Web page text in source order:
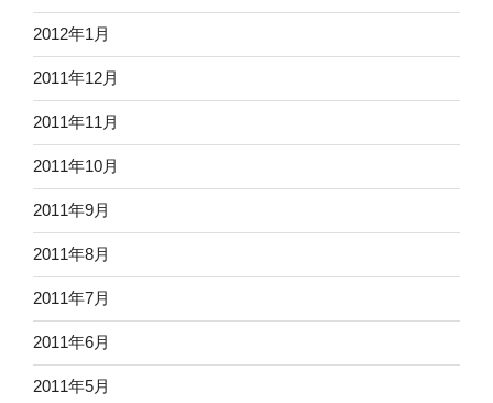
2012年1月
2011年12月
2011年11月
2011年10月
2011年9月
2011年8月
2011年7月
2011年6月
2011年5月